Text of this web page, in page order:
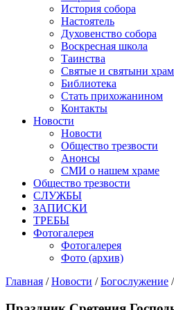
История собора
Настоятель
Духовенство собора
Воскресная школа
Таинства
Святые и святыни
Библиотека
Стать прихожанином
Контакты
Новости
Новости
Общество трезвости
Анонсы
СМИ о нашем храме
Общество трезвости
СЛУЖБЫ
ЗАПИСКИ
ТРЕБЫ
Фотогалерея
Фотогалерея
Фото (архив)
Главная /Новости /Богослужение